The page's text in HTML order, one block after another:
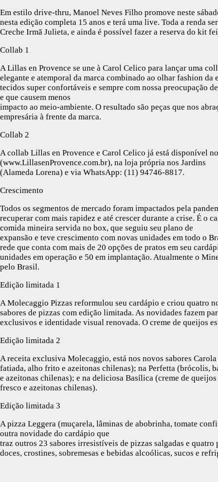
Em estilo drive-thru, Manoel Neves Filho promove neste
nesta edição completa 15 anos e terá uma live. Toda a renda
Creche Irmã Julieta, e ainda é possível fazer a reserva do kit
Collab 1
A Lillas en Provence se une à Carol Celico para lançar uma
elegante e atemporal da marca combinado ao olhar fashion
tecidos super confortáveis e sempre com nossa preocupação
e que causem menos
impacto ao meio-ambiente. O resultado são peças que nos
empresária à frente da marca.
Collab 2
A collab Lillas en Provence e Carol Celico já está disponível
(www.LillasenProvence.com.br), na loja própria nos Jardins
(Alameda Lorena) e via WhatsApp: (11) 94746-8817.
Crescimento
Todos os segmentos de mercado foram impactados pela
recuperar com mais rapidez e até crescer durante a crise. É o
comida mineira servida no box, que seguiu seu plano de
expansão e teve crescimento com novas unidades em todo o
rede que conta com mais de 20 opções de pratos em seu
unidades em operação e 50 em implantação. Atualmente o
pelo Brasil.
Edição limitada 1
A Molecaggio Pizzas reformulou seu cardápio e criou quatro
sabores de pizzas com edição limitada. As novidades fazem
exclusivos e identidade visual renovada. O creme de queijos
Edição limitada 2
A receita exclusiva Molecaggio, está nos novos sabores
fatiada, alho frito e azeitonas chilenas); na Perfetta (brócolis,
e azeitonas chilenas); e na deliciosa Basílica (creme de
fresco e azeitonas chilenas).
Edição limitada 3
A pizza Leggera (muçarela, lâminas de abobrinha, tomate
outra novidade do cardápio que
traz outros 23 sabores irresistíveis de pizzas salgadas e quatro
doces, crostines, sobremesas e bebidas alcoólicas, sucos e